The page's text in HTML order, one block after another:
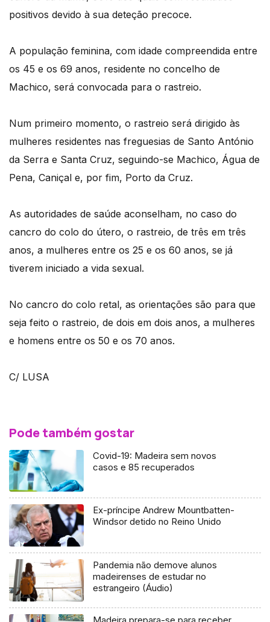
positivos devido à sua deteção precoce.
A população feminina, com idade compreendida entre
os 45 e os 69 anos, residente no concelho de
Machico, será convocada para o rastreio.
Num primeiro momento, o rastreio será dirigido às
mulheres residentes nas freguesias de Santo António
da Serra e Santa Cruz, seguindo-se Machico, Água de
Pena, Caniçal e, por fim, Porto da Cruz.
As autoridades de saúde aconselham, no caso do
cancro do colo do útero, o rastreio, de três em três
anos, a mulheres entre os 25 e os 60 anos, se já
tiverem iniciado a vida sexual.
No cancro do colo retal, as orientações são para que
seja feito o rastreio, de dois em dois anos, a mulheres
e homens entre os 50 e os 70 anos.
C/ LUSA
Pode também gostar
Covid-19: Madeira sem novos
casos e 85 recuperados
Ex-príncipe Andrew Mountbatten-
Windsor detido no Reino Unido
Pandemia não demove alunos
madeirenses de estudar no
estrangeiro (Áudio)